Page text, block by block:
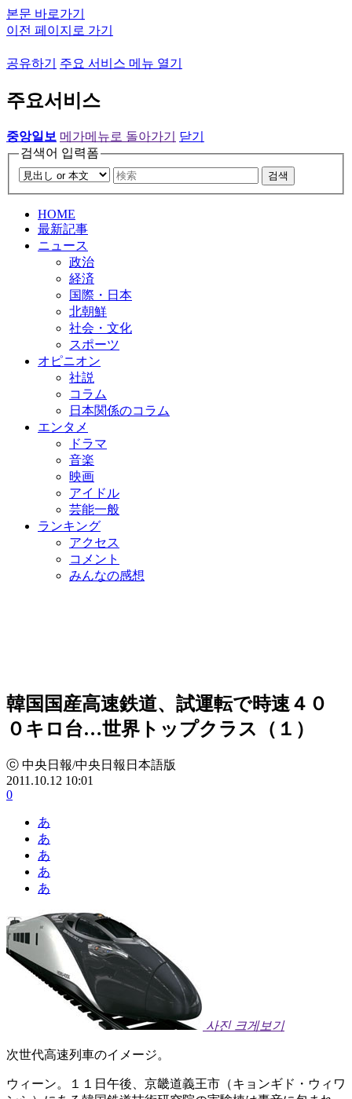
본문 바로가기
이전 페이지로 가기
공유하기 주요 서비스 메뉴 열기
주요서비스
중앙일보 메가메뉴로 돌아가기
닫기
검색어 입력폼
검색
HOME
最新記事
ニュース
政治
経済
国際・日本
北朝鮮
社会・文化
スポーツ
オピニオン
社説
コラム
日本関係のコラム
エンタメ
ドラマ
音楽
映画
アイドル
芸能一般
ランキング
アクセス
コメント
みんなの感想
韓国国産高速鉄道、試運転で時速４０
０キロ台…世界トップクラス（１）
ⓒ 中央日報/中央日報日本語版
2011.10.12 10:01
0
あ
あ
あ
あ
あ
사진 크게보기
次世代高速列車のイメージ。
ウィーン。１１日午後、京畿道義王市（キョンギド・ウィワ